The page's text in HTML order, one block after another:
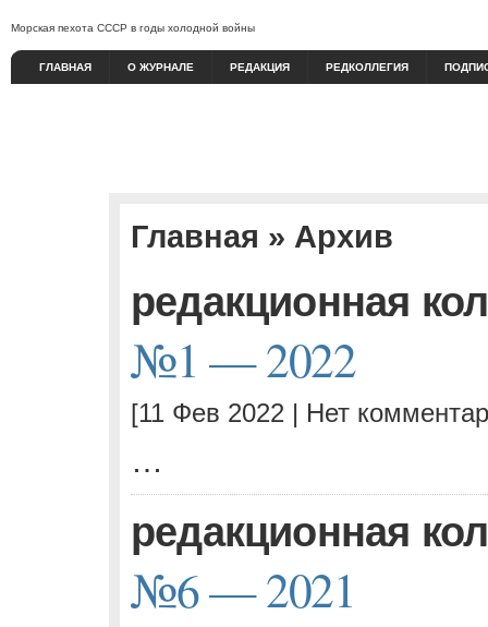
Морская пехота СССР в годы холодной войны
ГЛАВНАЯ О ЖУРНАЛЕ РЕДАКЦИЯ РЕДКОЛЛЕГИЯ
Главная » Архив
редакционная
№1 — 2022
[11 Фев 2022 | Нет
…
редакционная
№6 — 2021